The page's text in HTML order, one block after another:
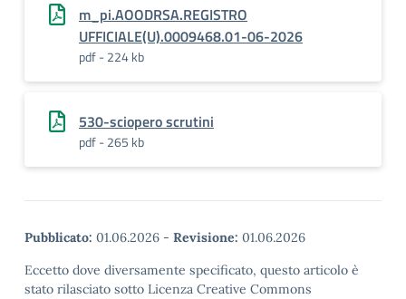
m_pi.AOODRSA.REGISTRO
UFFICIALE(U).0009468.01-06-2026
pdf - 224 kb
530-sciopero scrutini
pdf - 265 kb
Pubblicato: 01.06.2026 - Revisione: 01.06.2026
Eccetto dove diversamente specificato, questo articolo è
stato rilasciato sotto Licenza Creative Commons